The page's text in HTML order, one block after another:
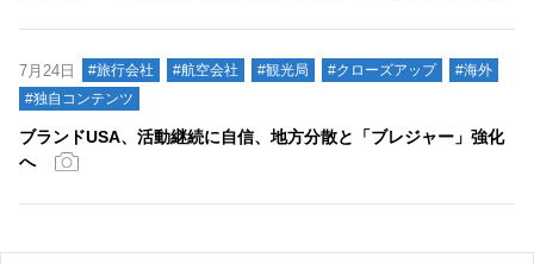
7月24日 #旅行会社 #航空会社 #観光局 #クローズアップ
#海外
#独自コンテンツ
ブランドUSA、活動継続に自信、地方分散と「ブレジャー」強化
へ